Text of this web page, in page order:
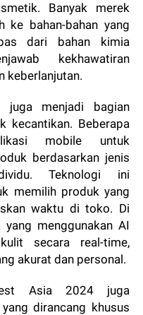
Banyak merek
ke bahan-bahan yang
dari bahan kimia
kekhawatiran
keberlanjutan.
juga menjadi bagian
kecantikan. Beberapa
mobile untuk
berdasarkan jenis
Teknologi ini
memilih produk yang
waktu di toko. Di
menggunakan AI
secara real-time,
akurat dan personal.
Asia 2024 juga
dirancang khusus